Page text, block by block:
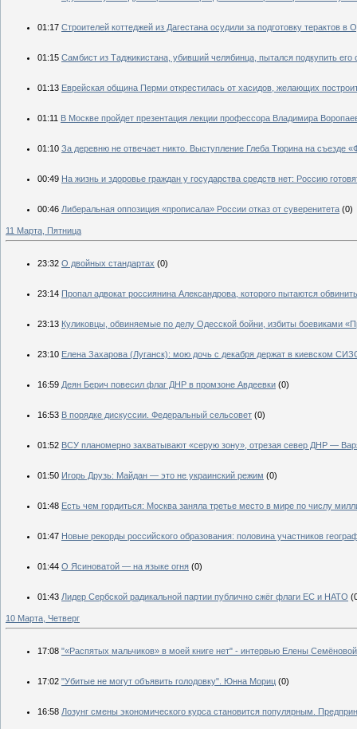
01:17 Строителей коттеджей из Дагестана осудили за подготовку терактов в
01:15 Самбист из Таджикистана, убивший челябинца, пытался подкупить
01:13 Еврейская община Перми открестилась от хасидов, желающих
01:11 В Москве пройдет презентация лекции профессора Владимира
01:10 За деревню не отвечает никто. Выступление Глеба Тюрина на съезде
00:49 На жизнь и здоровье граждан у государства средств нет: Россию
00:46 Либеральная оппозиция «прописала» России отказ от суверенитета (0)
11 Марта, Пятница
23:32 О двойных стандартах (0)
23:14 Пропал адвокат россиянина Александрова, которого пытаются
23:13 Куликовцы, обвиняемые по делу Одесской бойни, избиты боевиками
23:10 Елена Захарова (Луганск): мою дочь с декабря держат в киевском
16:59 Деян Берич повесил флаг ДНР в промзоне Авдеевки (0)
16:53 В порядке дискуссии. Федеральный сельсовет (0)
01:52 ВСУ планомерно захватывают «серую зону», отрезая север ДНР —
01:50 Игорь Друзь: Майдан — это не украинский режим (0)
01:48 Есть чем гордиться: Москва заняла третье место в мире по числу
01:47 Новые рекорды российского образования: половина участников
01:44 О Ясиноватой — на языке огня (0)
01:43 Лидер Сербской радикальной партии публично сжёг флаги ЕС и НАТО
10 Марта, Четверг
17:08 "«Распятых мальчиков» в моей книге нет" - интервью Елены
17:02 "Убитые не могут объявить голодовку". Юнна Мориц (0)
16:58 Лозунг смены экономического курса становится популярным.